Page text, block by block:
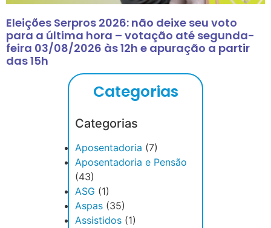
Eleições Serpros 2026: não deixe seu voto
para a última hora – votação até segunda-
feira 03/08/2026 às 12h e apuração a partir
das 15h
Categorias
Categorias
Aposentadoria (7)
Aposentadoria e Pensão
(43)
ASG (1)
Aspas (35)
Assistidos (1)